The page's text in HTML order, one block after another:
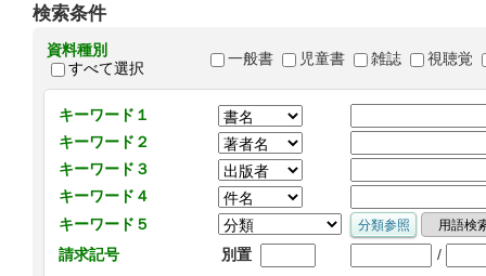
検索条件
資料種別
すべて選択
一般書 児童書 雑誌 視聴覚
キーワード１
キーワード２
キーワード３
キーワード４
キーワード５
請求記号
別置 /